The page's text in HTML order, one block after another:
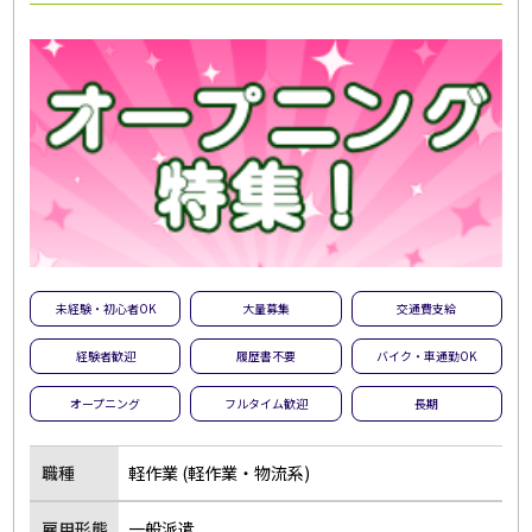
未経験・初心者OK 大量募集 交通費支給
経験者歓迎 履歴書不要 バイク・車通勤OK
オープニング フルタイム歓迎 長期
職種 軽作業 (軽作業・物流系)